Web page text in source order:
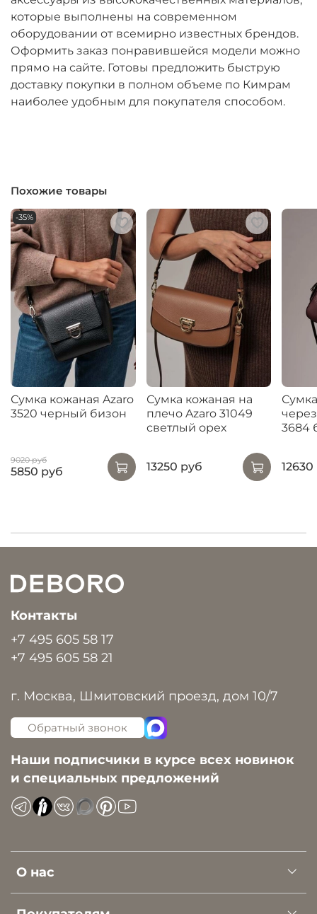
которые выполнены на современном
оборудовании от всемирно известных брендов.
Оформить заказ понравившейся модели можно
прямо на сайте. Готовы предложить быструю
доставку покупки в полном объеме по Кимрам
наиболее удобным для покупателя способом.
Похожие товары
-35%
Сумка кожаная Azaro
3520 черный бизон
9020 руб
5850 руб
Сумка кожаная на
плечо Azaro 31049
светлый орех
13250 руб
3684
О нас
Контакты
+7 495 605 58 17
+7 495 605 58 21
г. Москва, Шмитовский проезд, дом 10/7
Обратный звонок
Наши подписчики в курсе всех новинок
и специальных предложений